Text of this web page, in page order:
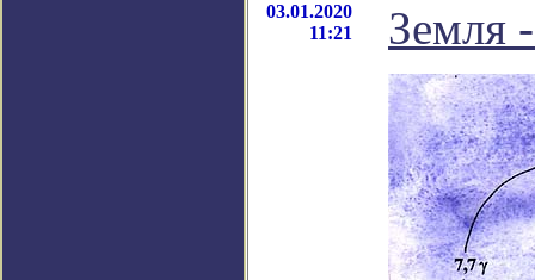
03.01.2020
11:21
Земля